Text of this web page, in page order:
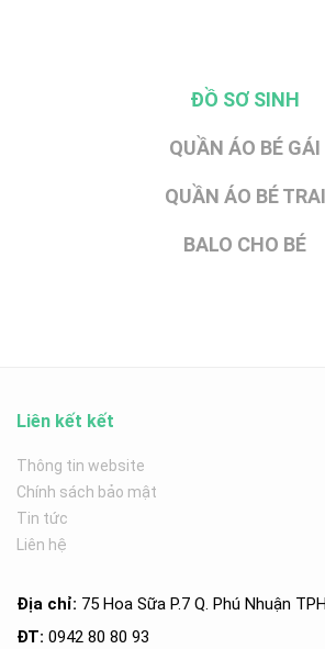
ĐỒ SƠ SINH
QUẦN ÁO BÉ GÁI
QUẦN ÁO BÉ TRAI
BALO CHO BÉ
Liên kết kết
Thông tin website
Chính sách bảo mật
Tin tức
Liên hệ
Địa chỉ: 75 Hoa Sữa P.7 Q. Phú Nhuận
ĐT: 0942 80 80 93